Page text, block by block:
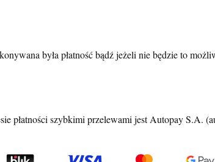
była płatność bądź jeżeli nie będzie to
płatności szybkimi przelewami jest Autopay S.A.